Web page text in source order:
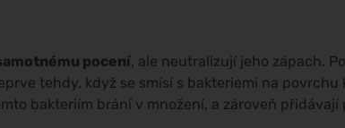
pocení, ale neutralizují jeho zápach.
tehdy, když se smísí s bakteriemi na povrchu
bakteriím brání v množení, a zároveň přidávají